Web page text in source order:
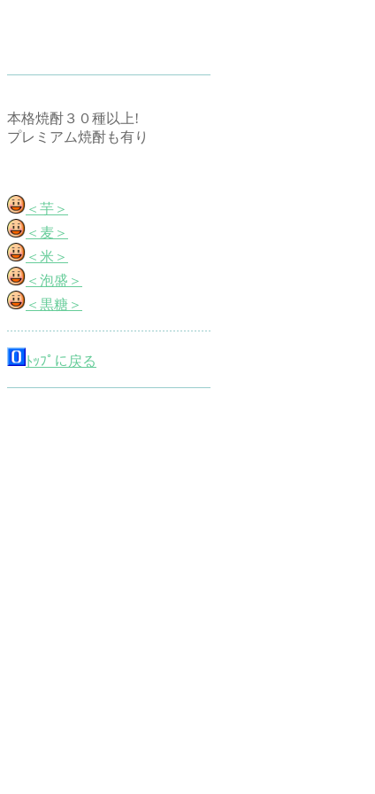
本格焼酎３０種以上!
プレミアム焼酎も有り
＜芋＞
＜麦＞
＜米＞
＜泡盛＞
＜黒糖＞
ﾄｯﾌﾟに戻る